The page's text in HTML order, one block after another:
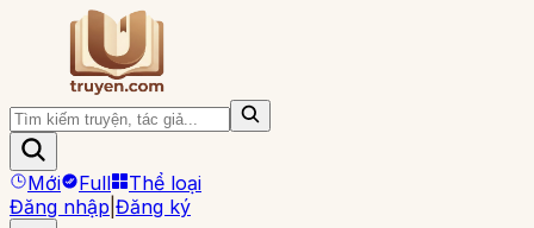
Mới Full
Thể loại
Đăng nhập Đăng ký